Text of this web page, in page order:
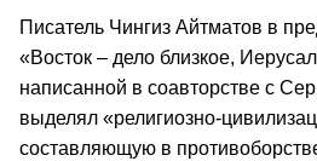
Писатель Чингиз Айтматов в
«Восток – дело близкое,
написанной в соавторстве с
выделял
составляющую в